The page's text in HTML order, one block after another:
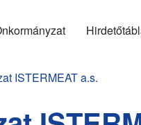
ISTERMEAT a.s.